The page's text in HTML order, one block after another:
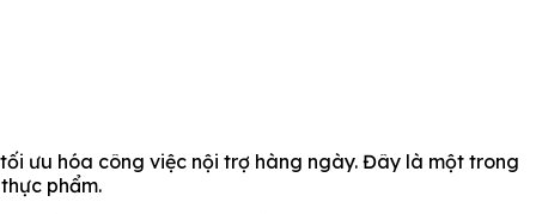
ưu hóa công việc nội trợ hàng ngày. Đây là một trong
phẩm.